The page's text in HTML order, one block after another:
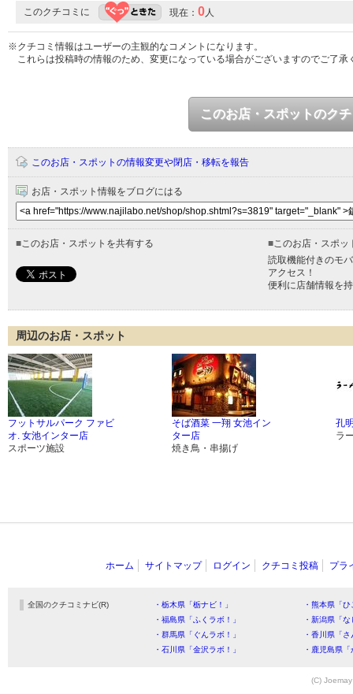
このクチコミに 現在： 0人
※クチコミ情報はユーザーの主観的なコメントになります。
これらは投稿時の情報のため、変更になっている場合がございますのでご了承
このお店・スポットのク
このお店・スポットの情報変更や閉店・移転を報告
お店・スポット情報をブログにはる
■このお店・スポットを共有する ■このお店・スポッ
読取機能付きのモ
アクセス！
便利に店舗情報を
周辺のお店・スポット
フットサルパーク ファビ
オ. 女池インター店
スポーツ施設
そば酒菜 一翔 女池イン
ター店
焼き鳥・串揚げ
孔
ラ
ホーム サイトマップ ログイン クチコミ投稿 プラ
全国のクチコミナビ(R) ・栃木県「栃ナビ！」
・熊本県「
・福島県「ふくラボ！」
・新潟県「
・群馬県「ぐんラボ！」
・香川県「
・石川県「金沢ラボ！」
・鹿児島県
(C)